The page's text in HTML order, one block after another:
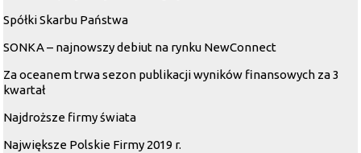
Spółki Skarbu Państwa
SONKA – najnowszy debiut na rynku NewConnect
Za oceanem trwa sezon publikacji wyników finansowych za 3
kwartał
Najdroższe firmy świata
Największe Polskie Firmy 2019 r.